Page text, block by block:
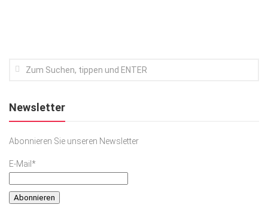
SACHSEN IN PARIS
Newsletter
Abonnieren Sie unseren Newsletter
E-Mail*